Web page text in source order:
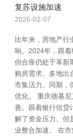
复苏设施加速
2026-02-07
比年来，房地产行
响。2024年，跟着
但合座仍处于革新
购房需求。多地出
市集活力。同期，
优化。 重庆德基
善。跟着银行信贷
解了资金压力。但
业整合加速。 在